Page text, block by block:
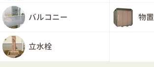
バルコニー 物置
立水栓